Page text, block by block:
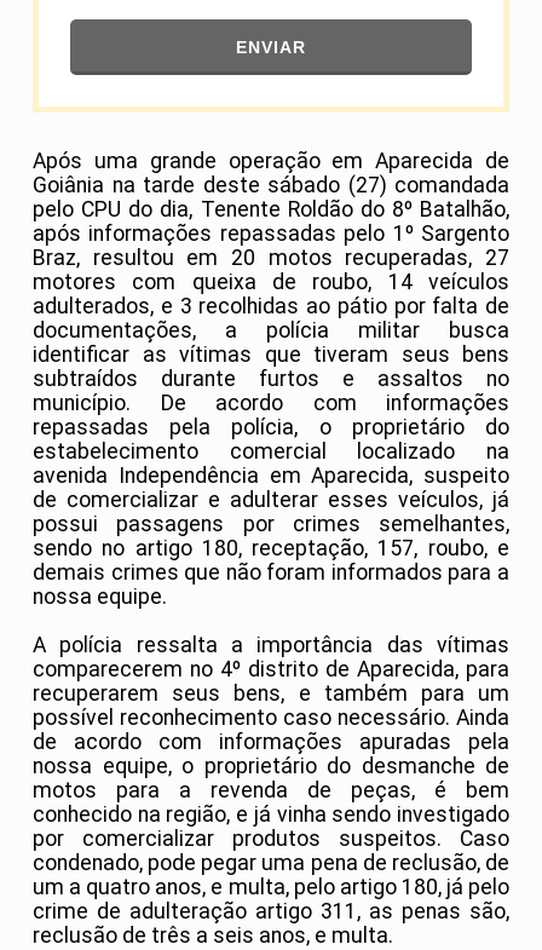
ENVIAR
Após uma grande operação em Aparecida de
Goiânia na tarde deste sábado (27) comandada
pelo CPU do dia, Tenente Roldão do 8º Batalhão,
após informações repassadas pelo 1º Sargento
Braz, resultou em 20 motos recuperadas, 27
motores com queixa de roubo, 14 veículos
adulterados, e 3 recolhidas ao pátio por falta de
documentações, a polícia militar busca
identificar as vítimas que tiveram seus bens
subtraídos durante furtos e assaltos no
município. De acordo com informações
repassadas pela polícia, o proprietário do
estabelecimento comercial localizado na
avenida Independência em Aparecida, suspeito
de comercializar e adulterar esses veículos, já
possui passagens por crimes semelhantes,
sendo no artigo 180, receptação, 157, roubo, e
demais crimes que não foram informados para a
nossa equipe.
A polícia ressalta a importância das vítimas
comparecerem no 4º distrito de Aparecida, para
recuperarem seus bens, e também para um
possível reconhecimento caso necessário. Ainda
de acordo com informações apuradas pela
nossa equipe, o proprietário do desmanche de
motos para a revenda de peças, é bem
conhecido na região, e já vinha sendo investigado
por comercializar produtos suspeitos. Caso
condenado, pode pegar uma pena de reclusão, de
um a quatro anos, e multa, pelo artigo 180, já pelo
crime de adulteração artigo 311, as penas são,
reclusão de três a seis anos, e multa.